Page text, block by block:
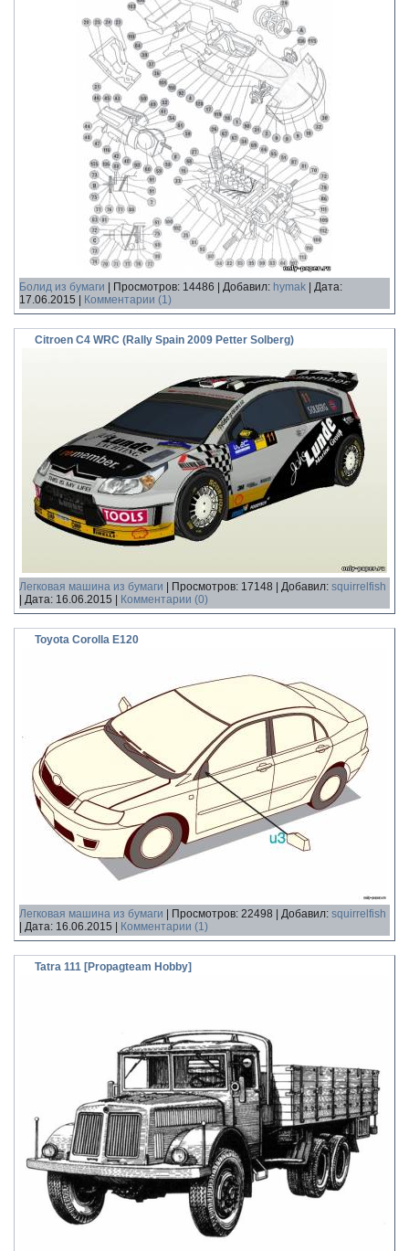
Болид из бумаги Просмотров: 14486 Добавил: hymak
Дата:
17.06.2015
Комментарии (1)
Citroen C4 WRC (Rally Spain 2009 Petter Solberg)
Легковая машина из бумаги Просмотров: 17148 Добавил: squirrelfish
Дата: 16.06.2015 Комментарии (0)
Toyota Corolla E120
Легковая машина из бумаги Просмотров: 22498 Добавил: squirrelfish
Дата: 16.06.2015 Комментарии (1)
Tatra 111 [Propagteam Hobby]